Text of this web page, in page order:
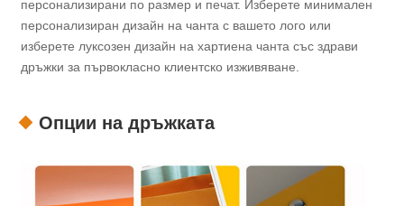
персонализирани по размер и печат. Изберете минимален
персонализиран дизайн на чанта с вашето лого или
изберете луксозен дизайн на хартиена чанта със здрави
дръжки за първокласно клиентско изживяване.
Опции на дръжката